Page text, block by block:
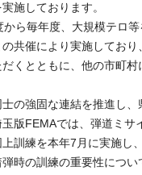
施しております。
から毎年度、大規模テロ
共催により実施しており
くとともに、他の市町
士の強固な連結を推進し
版FEMAでは、弾道ミサ
訓練を本年7月に実施し
時の訓練の重要性につ